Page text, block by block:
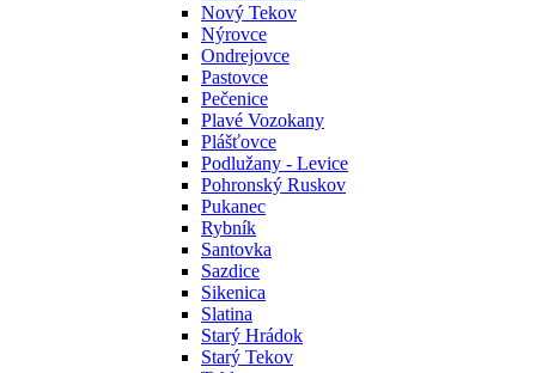
Nový Tekov
Nýrovce
Ondrejovce
Pastovce
Pečenice
Plavé Vozokany
Plášťovce
Podlužany - Levice
Pohronský Ruskov
Pukanec
Rybník
Santovka
Sazdice
Sikenica
Slatina
Starý Hrádok
Starý Tekov